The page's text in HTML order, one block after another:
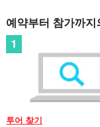
예약부터 참가까지
투어 찾기